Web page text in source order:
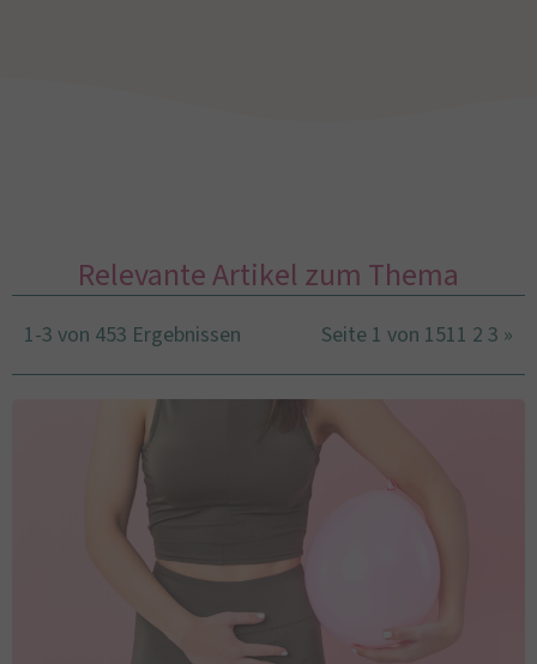
Relevante Artikel zum Thema
1-3 von 453 Ergebnissen Seite 1 von 1511 2 3 »